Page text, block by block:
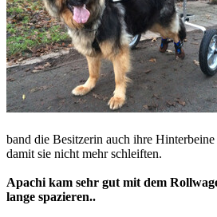
band die Besitzerin auch ihre
damit sie nicht mehr schleiften.
Apachi kam sehr gut mit dem
lange spazieren..